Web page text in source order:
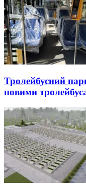
Тролейбусний
новими